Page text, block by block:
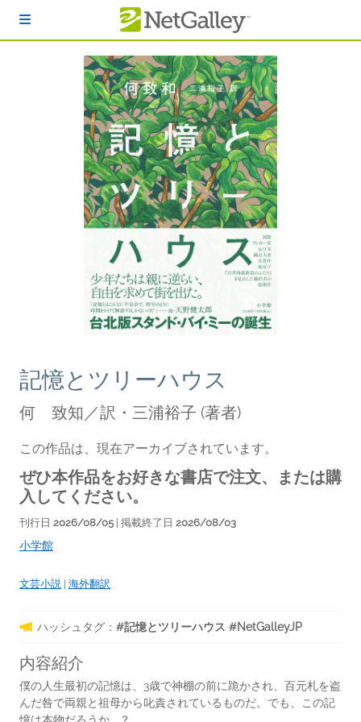
記憶とツリーハウス
何 致知／訳・三浦裕子 (著者)
この作品は、現在アーカイブされています。
ぜひ本作品をお好きな書店で注文、または購
入してください。
刊行日 2026/08/05 | 掲載終了日 2026/08/03
小学館
文芸小説 海外翻訳
ハッシュタグ： #記憶とツリーハウス #NetGalleyJP
内容紹介
僕の人生最初の記憶は、3歳で神棚の前に跪かされ、百元札を盗
んだ咎で両親と祖母から叱責されているものだ。でも、この記